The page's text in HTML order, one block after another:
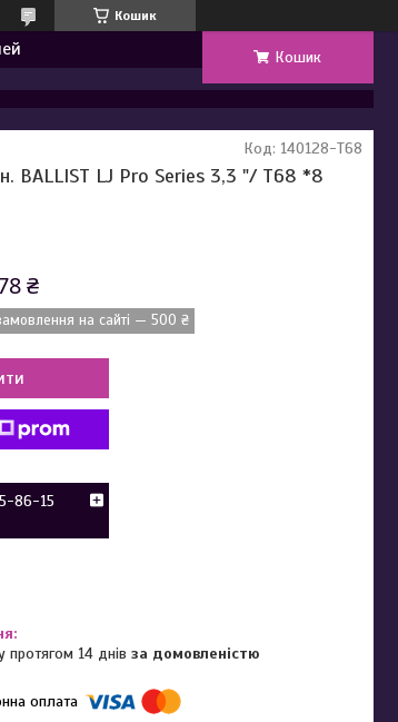
Кошик
Кошик
BALLIST LJ Pro Series 3,3 "/ T68 *8
Код: 140128-T68
₴
на сайті — 500 ₴
86-15
протягом 14 днівза домовленістю